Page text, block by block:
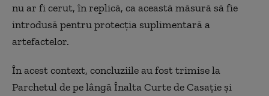
nu ar fi cerut, în replică, ca această măsură să fie
introdusă pentru protecția suplimentară a
artefactelor.
În acest context, concluziile au fost trimise la
Parchetul de pe lângă Înalta Curte de Casație și